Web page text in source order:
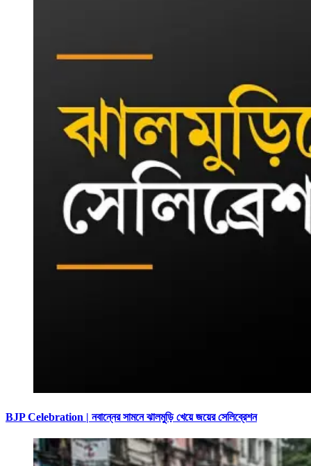
BJP Celebration | নবান্নের সামনে ঝালমুড়ি খেয়ে জয়ের সেলিব্রেশন